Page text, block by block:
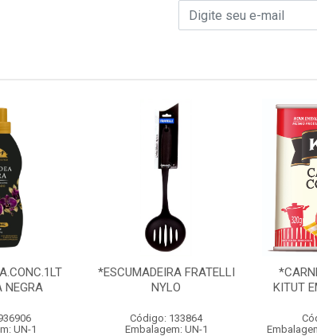
NEGRA
UN-1
*ESCUMADEIRA FRATELLI
NYLO
Código: 133864
Embalagem: UN-1
KITUT